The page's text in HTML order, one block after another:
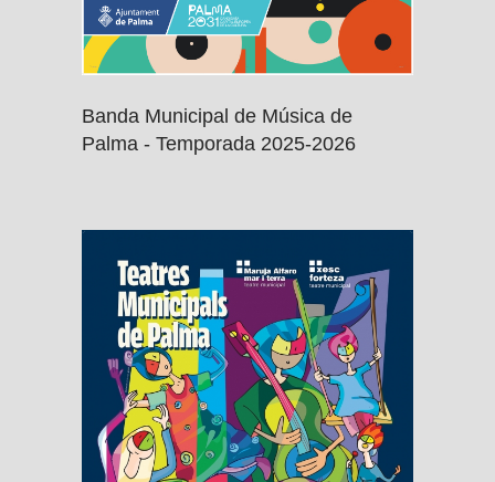
Banda Municipal de Música de
Palma - Temporada 2025-2026